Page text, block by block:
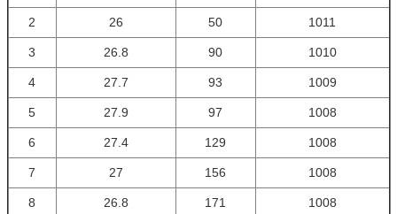
2 26 50 1011
3 26.8 90 1010
4 27.7 93 1009
5 27.9 97 1008
6 27.4 129 1008
7 27 156 1008
8 26.8 171 1008